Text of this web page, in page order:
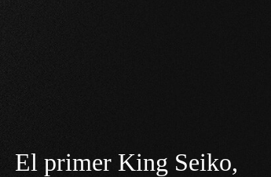
El primer King Seiko,